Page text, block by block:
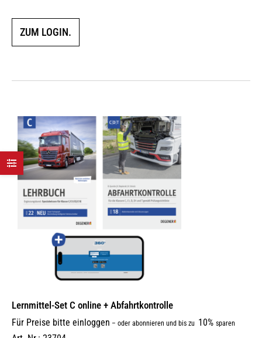
ZUM LOGIN.
Lernmittel-Set C online + Abfahrtkontrolle
Für Preise bitte einloggen – oder abonnieren und bis zu 10% sparen